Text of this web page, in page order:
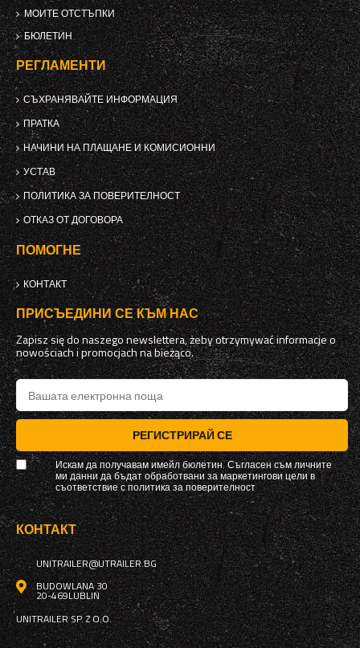
МОИТЕ ОТСТЪПКИ
БЮЛЕТИН
РЕГЛАМЕНТИ
СЪХРАНЯВАЙТЕ ИНФОРМАЦИЯ
ПРАТКА
НАЧИНИ НА ПЛАЩАНЕ И КОМИСИОННИ
УСТАВ
ПОЛИТИКА ЗА ПОВЕРИТЕЛНОСТ
ОТКАЗ ОТ ДОГОВОРА
ПОМОГНЕ
КОНТАКТ
ПРИСЪЕДИНИ СЕ КЪМ НАС
Zapisz się do naszego newslettera, żeby otrzymywać informacje o
nowościach i promocjach na bieżąco.
РЕГИСТРИРАЙ СЕ
Искам да получавам имейл бюлетин. Съгласен съм личните
ми данни да бъдат обработвани за маркетингови цели в
съответствие сполитика за поверителност
КОНТАКТ
UNITRAILER@UTRAILER.BG
BUDOWLANA 30
20-469LUBLIN
UNITRAILER SP. Z O.O.